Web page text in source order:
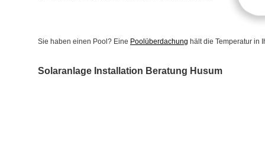
Sie haben einen Pool? Eine Poolüberdachung hält die Temperatur in
Solaranlage Installation Beratung Husum